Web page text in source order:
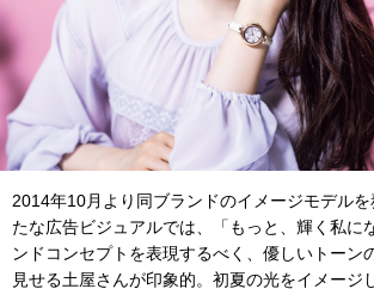
2014年10月より同ブランドのイメージモデル
たな広告ビジュアルでは、「もっと、輝く私に
ンドコンセプトを表現するべく、優しいトーン
見せる土屋さんが印象的。初夏の光をイメージ